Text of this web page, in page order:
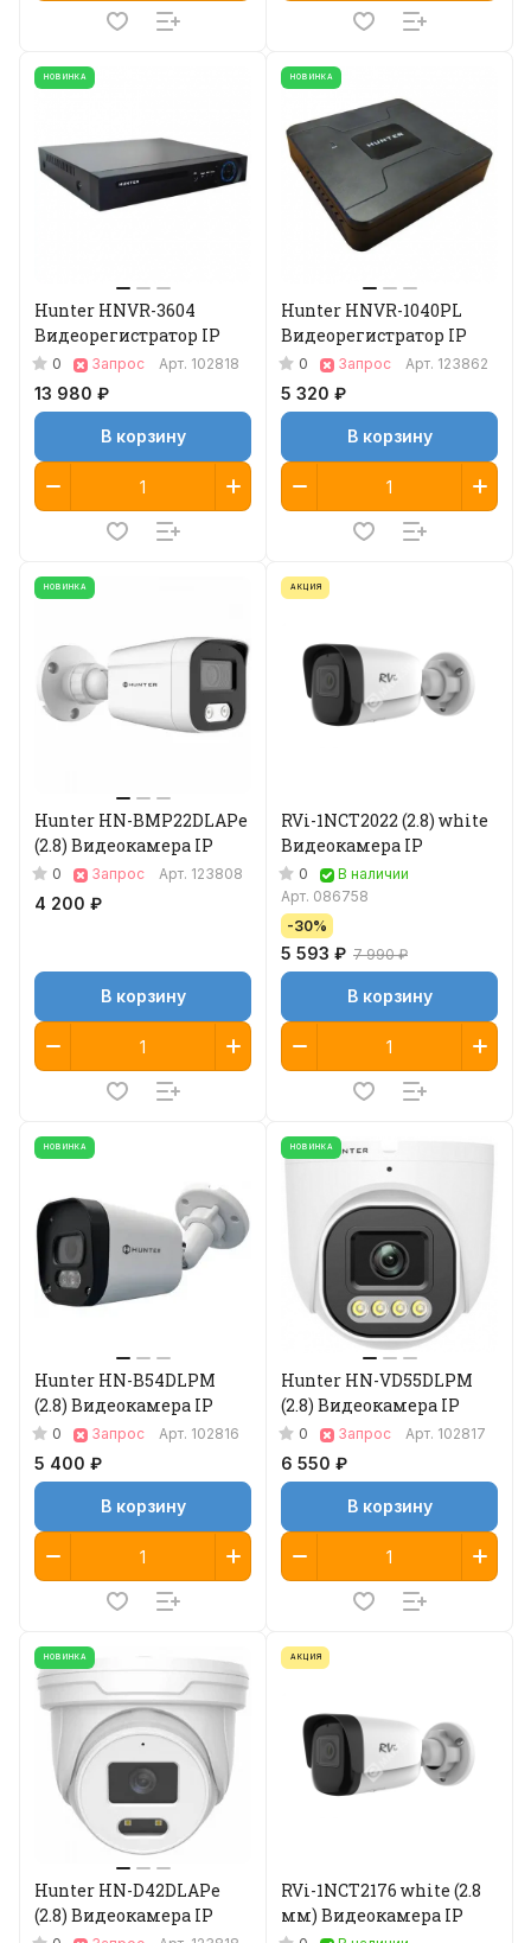
НОВИНКА
Hunter HNVR-3604
Видеорегистратор IP
0 Запрос Арт. 102818
13 980 ₽
В корзину
НОВИНКА
Hunter HNVR-1040PL
Видеорегистратор IP
0 Запрос Арт. 123862
5 320 ₽
В корзину
НОВИНКА
Hunter HN-BMP22DLAPe
(2.8) Видеокамера IP
0 Запрос Арт. 123808
4 200 ₽
В корзину
АКЦИЯ
RVi-1NCT2022 (2.8) white
Видеокамера IP
0
В наличии
Арт. 086758
-30%
5 593 ₽ 7 990 ₽
В корзину
НОВИНКА
Hunter HN-B54DLPM
(2.8) Видеокамера IP
0 Запрос Арт. 102816
5 400 ₽
В корзину
НОВИНКА
Hunter HN-VD55DLPM
(2.8) Видеокамера IP
0 Запрос Арт. 102817
6 550 ₽
В корзину
НОВИНКА
Hunter HN-D42DLAPe
(2.8) Видеокамера IP
АКЦИЯ
RVi-1NCT2176 white (2.8
мм) Видеокамера IP